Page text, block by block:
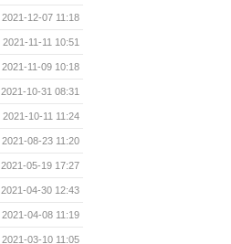
2021-12-07 11:18
2021-11-11 10:51
2021-11-09 10:18
2021-10-31 08:31
2021-10-11 11:24
2021-08-23 11:20
2021-05-19 17:27
2021-04-30 12:43
2021-04-08 11:19
2021-03-10 11:05